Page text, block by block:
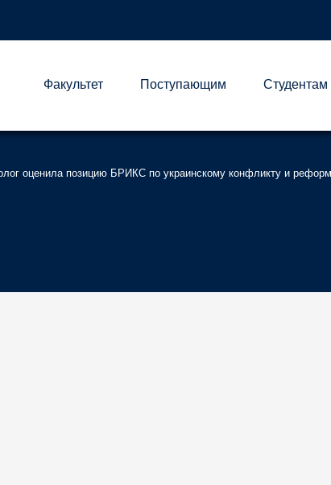
Факультет Поступающим Студентам
оценила позицию БРИКС по украинскому конфликту и